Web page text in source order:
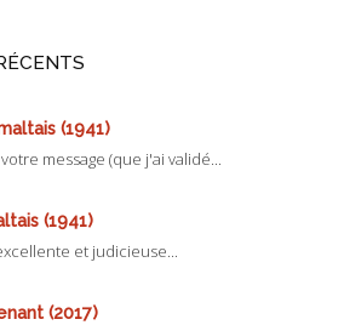
(1941)
message (que j'ai validé...
(1941)
et judicieuse...
(2017)